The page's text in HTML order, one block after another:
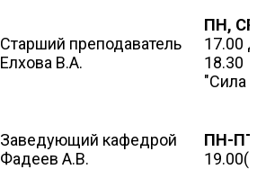
Старший преподаватель
Елхова В.А.
ПН,
17.00
18.30
"Сила
Заведующий кафедрой
Фадеев А.В.
ПН-ПТ